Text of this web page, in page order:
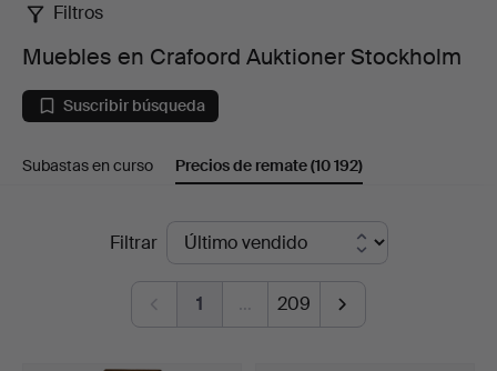
Muebles
en
Crafoord
Auktioner
Stockholm
Filtros
Muebles en Crafoord Auktioner Stockholm
Suscribir búsqueda
Subastas en curso Precios de remate(10 192)
Filtrar
1 … 209